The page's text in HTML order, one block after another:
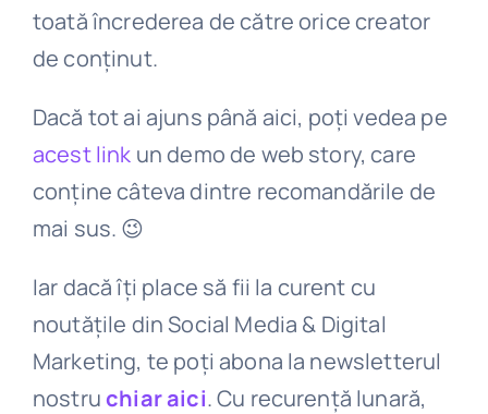
toată încrederea de către orice creator
de conținut.
Dacă tot ai ajuns până aici, poți vedea pe
acest link un demo de web story, care
conține câteva dintre recomandările de
mai sus. 😉
Iar dacă îți place să fii la curent cu
noutățile din Social Media & Digital
Marketing, te poți abona la newsletterul
nostruchiar aici. Cu recurență lunară,